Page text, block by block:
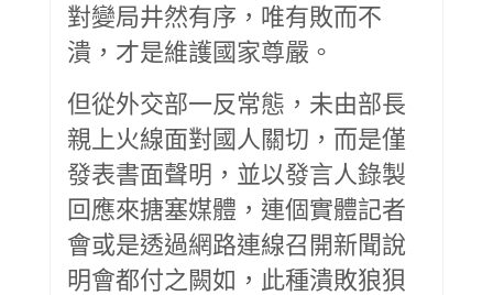
對變局井然有序，唯有敗而不
潰，才是維護國家尊嚴。
但從外交部一反常態，未由部長
親上火線面對國人關切，而是僅
發表書面聲明，並以發言人錄製
回應來搪塞媒體，連個實體記者
會或是透過網路連線召開新聞說
明會都付之闕如，此種潰敗狼狽